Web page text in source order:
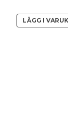
LÄGG I